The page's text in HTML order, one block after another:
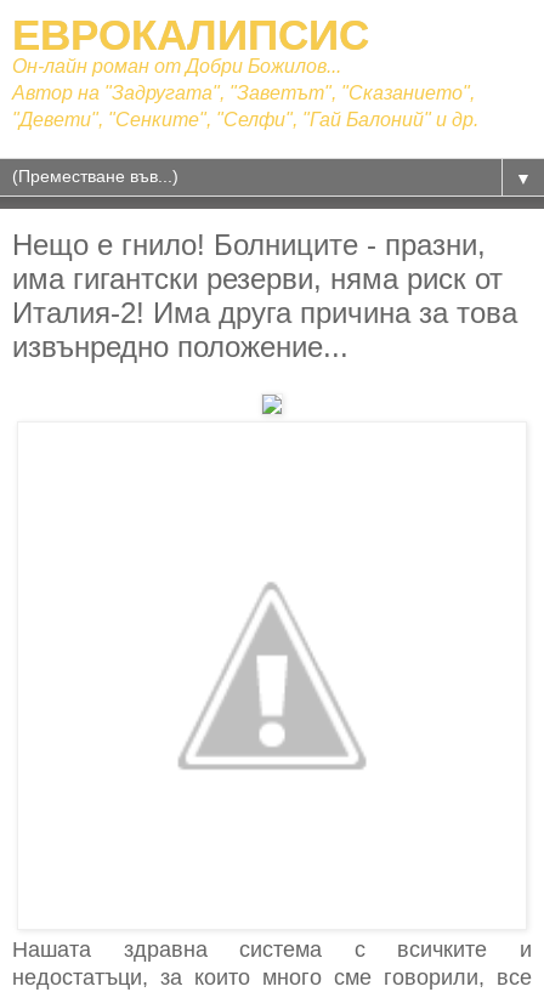
ЕВРОКАЛИПСИС
Он-лайн роман от Добри Божилов...
Автор на "Задругата", "Заветът", "Сказанието",
"Девети", "Сенките", "Селфи", "Гай Балоний" и др.
▼
Нещо е гнило! Болниците - празни,
има гигантски резерви, няма риск от
Италия-2! Има друга причина за това
извънредно положение...
Нашата здравна система с всичките и
недостатъци, за които много сме говорили, все